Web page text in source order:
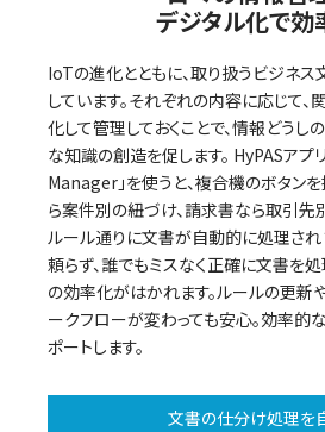
デジタル化で効
IoTの進化とともに、取り扱うビジネ
しています。それぞれの内容に応じて
化して管理しておくことで、情報どう
な知識の創造を促します。 HyPASアプ
Manager」を使うと、複合機のボタン
ら案件別の紐づけ、請求書なら取引先
ルール通りに文書が自動的に処理され
頼らず、誰でもミスなく正確に文書を
の効率化がはかれます。ルールの更新
ークフローが変わっても安心。効率的
ポートします。
文書の仕分け処理を